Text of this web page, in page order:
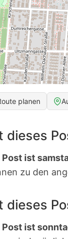
planen
dieses
Post ist
zu den
dieses
Post ist